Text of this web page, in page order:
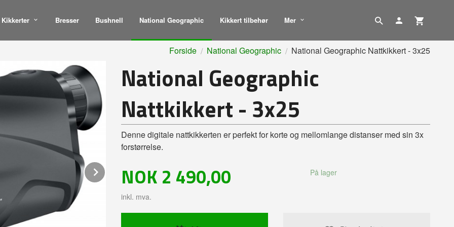
Kikkerter Bresser Bushnell National Geographic Kikkert tilbehør Mer
Forside National Geographic National Geographic Nattkikkert - 3x25
Next
National Geographic
Nattkikkert - 3x25
Denne digitale nattkikkerten er perfekt for korte og mellomlange distanser med sin 3x
forstørrelse.
Pris
NOK 2 490,00
inkl. mva.
På lager